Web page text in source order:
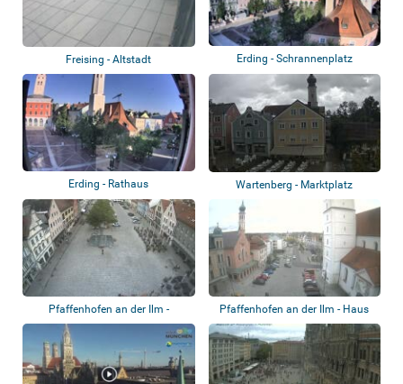
Freising - Altstadt Erding - Schrannenplatz
Erding - Rathaus Wartenberg - Marktplatz
Pfaffenhofen an der Ilm -
Hauptplatz
Pfaffenhofen an der Ilm - Haus
der Begeg...